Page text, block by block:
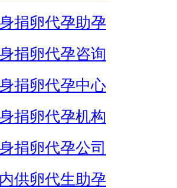
捐卵代孕助孕
捐卵代孕咨询
捐卵代孕中心
捐卵代孕机构
捐卵代孕公司
供卵代生助孕